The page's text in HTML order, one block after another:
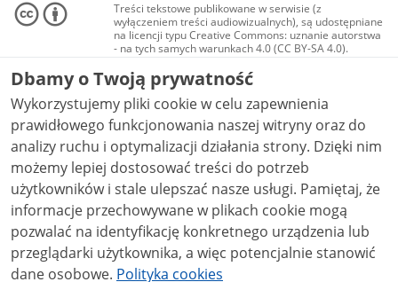
Treści tekstowe publikowane w serwisie (z
wyłączeniem treści audiowizualnych), są udostępniane
na licencji typu Creative Commons: uznanie autorstwa
- na tych samych warunkach 4.0 (CC BY-SA 4.0).
Materiały audiowizualne, w tym zdjęcia, materiały
audio i wideo, są udostępniane na licencji typu
Creative Commons: uznanie autorstwa użycie
niekomercyjne - bez utworów zależnych 4.0 (CC BY-
NC-ND 4.0), o ile nie jest to stwierdzone inaczej.
Dbamy o Twoją prywatność
Wykorzystujemy pliki cookie w celu zapewnienia
prawidłowego funkcjonowania naszej witryny oraz do
analizy ruchu i optymalizacji działania strony. Dzięki nim
możemy lepiej dostosować treści do potrzeb
użytkowników i stale ulepszać nasze usługi. Pamiętaj, że
informacje przechowywane w plikach cookie mogą
pozwalać na identyfikację konkretnego urządzenia lub
przeglądarki użytkownika, a więc potencjalnie stanowić
dane osobowe. Polityka cookies